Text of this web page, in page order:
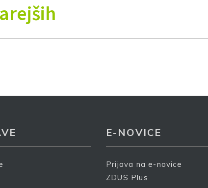
E-NOVICE
Prijava na e-novice
ZDUS Plus
dovoljujem, da podjetje ZDUS moje osebne podatke
z namenom prejemanja e-novic